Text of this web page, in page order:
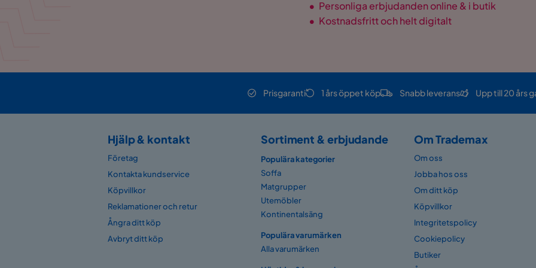
• Personliga erbjudanden online & i butik
• Kostnadsfritt och helt digitalt
Prisgaranti 1 års öppet köp Snabb leverans Upp till 20 års
Hjälp & kontakt
Företag
Kontakta kundservice
Köpvillkor
Reklamationer och retur
Ångra ditt köp
Avbryt ditt köp
Sortiment & erbjudande
Populära kategorier
Soffa
Matgrupper
Utemöbler
Kontinentalsäng
Populära varumärken
Alla varumärken
Om Trademax
Om oss
Jobba hos oss
Om ditt köp
Köpvillkor
Integritetspolicy
Cookiepolicy
Butiker